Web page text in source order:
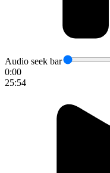
Audio seek bar
0:00
25:54